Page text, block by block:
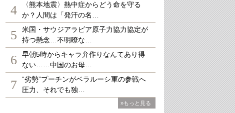
4
〈熊本地震〉熱中症からどう命を守る
か？人間は「発汗の名…
5
米国・サウジアラビア原子力協力協定が
持つ懸念…不明瞭な…
6
早朝5時からキャラ弁作りなんてあり得
ない……中国のお母…
7
“劣勢”プーチンがベラルーシ軍の参戦へ
圧力、それでも独…
»もっと見る